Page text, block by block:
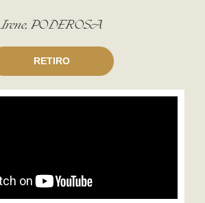
Irene, PODEROSA
RETIRO